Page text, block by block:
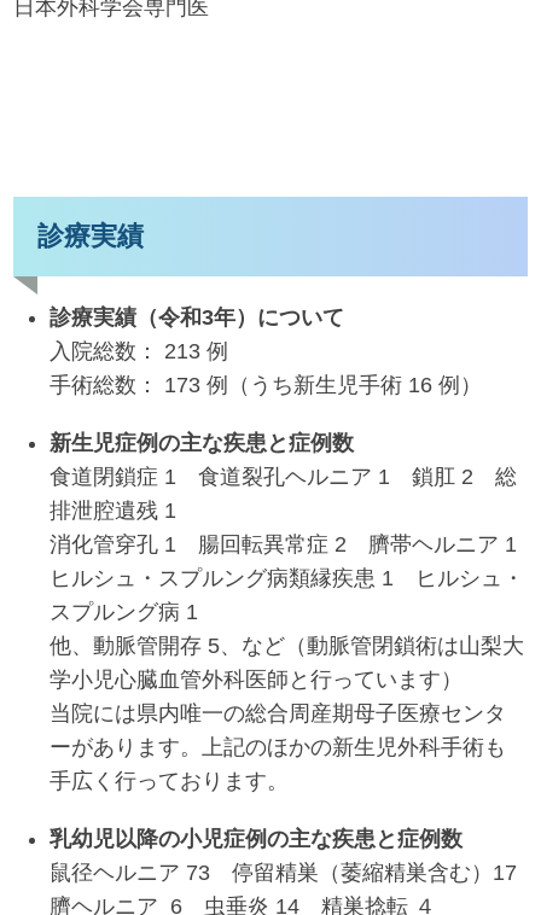
日本外科学会専門医
診療実績
診療実績（令和3年）について
入院総数： 213 例
手術総数： 173 例（うち新生児手術 16 例）
新生児症例の主な疾患と症例数
食道閉鎖症 1 食道裂孔ヘルニア 1 鎖肛 2 総
排泄腔遺残 1
消化管穿孔 1 腸回転異常症 2 臍帯ヘルニア 1
ヒルシュ・スプルング病類縁疾患 1 ヒルシュ・
スプルング病 1
他、動脈管開存 5、など（動脈管閉鎖術は山梨大
学小児心臓血管外科医師と行っています）
当院には県内唯一の総合周産期母子医療センタ
ーがあります。上記のほかの新生児外科手術も
手広く行っております。
乳幼児以降の小児症例の主な疾患と症例数
鼠径ヘルニア 73 停留精巣（萎縮精巣含む）17
臍ヘルニア 6 虫垂炎 14 精巣捻転 ４